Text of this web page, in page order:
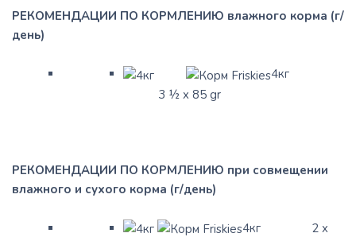
РЕКОМЕНДАЦИИ ПО КОРМЛЕНИЮ влажного корма (г/
день)
4кг
3 ½ x 85 gr
РЕКОМЕНДАЦИИ ПО КОРМЛЕНИЮ при совмещении
влажного и сухого корма (г/день)
4кг 2 x